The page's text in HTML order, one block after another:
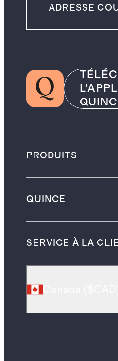
PRODUITS
QUINCE
SERVICE À LA